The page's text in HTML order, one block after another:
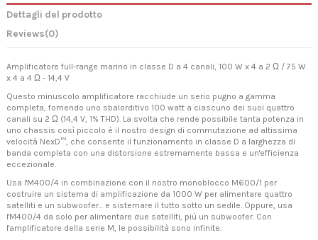
Dettagli del prodotto
Reviews(0)
Amplificatore full-range marino in classe D a 4 canali, 100 W x 4 a 2 Ω / 75 W
x 4 a 4 Ω - 14,4 V
Questo minuscolo amplificatore racchiude un serio pugno a gamma
completa, fornendo uno sbalorditivo 100 watt a ciascuno dei suoi quattro
canali su 2 Ω (14,4 V, 1% THD). La svolta che rende possibile tanta potenza in
uno chassis così piccolo è il nostro design di commutazione ad altissima
velocità NexD™, che consente il funzionamento in classe D a larghezza di
banda completa con una distorsione estremamente bassa e un'efficienza
eccezionale.
Usa l'M400/4 in combinazione con il nostro monoblocco M600/1 per
costruire un sistema di amplificazione da 1000 W per alimentare quattro
satelliti e un subwoofer... e sistemare il tutto sotto un sedile. Oppure, usa
l'M400/4 da solo per alimentare due satelliti, più un subwoofer. Con
l'amplificatore della serie M, le possibilità sono infinite.